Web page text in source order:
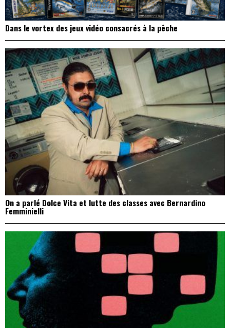
Dans le vortex des jeux vidéo consacrés à la pêche
On a parlé Dolce Vita et lutte des classes avec Bernardino
Femminielli